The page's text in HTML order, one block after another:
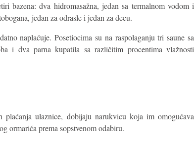
bazena: dva hidromasažna, jedan sa termalnom vodom i
jedan za odrasle i jedan za decu.
naplaćuje. Posetiocima su na raspolaganju tri saune sa
i dva parna kupatila sa različitim procentima vlažnosti
plaćanja ulaznice, dobijaju narukvicu koja im omogućava
ormarića prema sopstvenom odabiru.